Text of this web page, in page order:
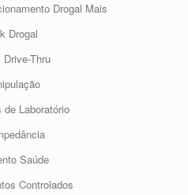
Drogal Mais
Drogal
Drive-Thru
de Laboratório
Saúde
Controlados